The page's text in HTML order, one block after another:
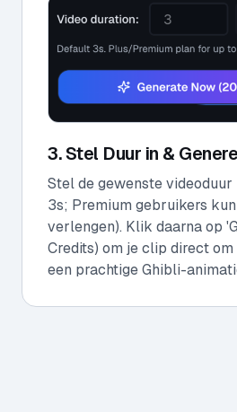
3. Stel Duur in &
Stel de gewenste videoduur
3s; Premium gebruikers
verlengen). Klik daarna op
Credits) om je clip direct
een prachtige Ghibli-